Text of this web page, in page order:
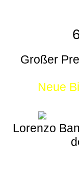
Großer
Neue
Lorenzo